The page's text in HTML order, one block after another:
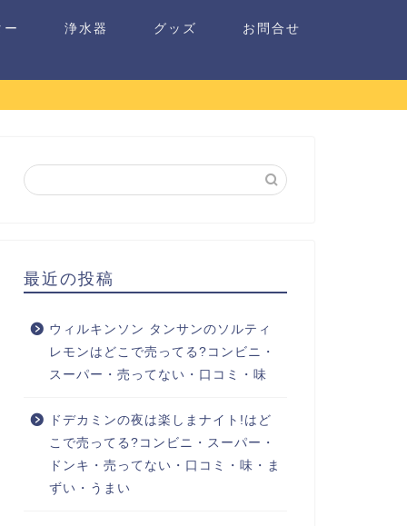
浄水器 グッズ お問合せ
最近の投稿
ウィルキンソン タンサンのソルティ
レモンはどこで売ってる?コンビニ・
スーパー・売ってない・口コミ・味
ドデカミンの夜は楽しまナイト!はど
こで売ってる?コンビニ・スーパー・
ドンキ・売ってない・口コミ・味・ま
ずい・うまい